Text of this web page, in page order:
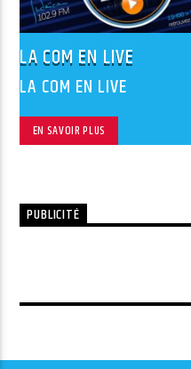
LA COM EN LIVE
LA COM EN LIVE
EN SAVOIR PLUS
PUBLICITÉ